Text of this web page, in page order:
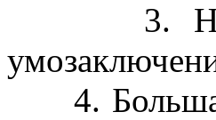
3.
4. Большая